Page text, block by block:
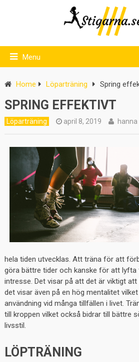
Menu
Home Löparträning Spring
SPRING EFFEKTIVT
Löparträning april 8, 2019 hanna
hela tiden utvecklas. Att träna för att
göra bättre tider och kanske för att lyfta
intresse. Det visar på att det är viktigt
det visar även på en hög mentalitet vilket
användning vid många tillfällen i livet.
till kroppen vilket också bidrar till bättre
livsstil.
LÖPTRÄNING